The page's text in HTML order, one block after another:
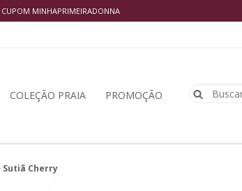
MINHAPRIMEIRADONNA
COLEÇÃO PRAIA PROMOÇÃO
Sutiã Cherry